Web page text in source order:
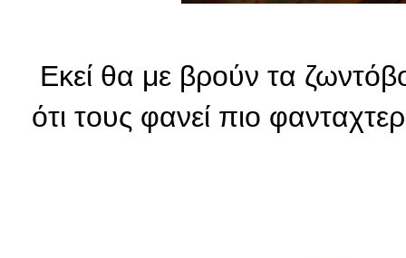
Εκεί θα με βρούν τα
ότι τους φανεί πιο